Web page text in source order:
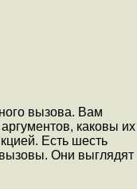
вызова. Вам
каковы их
Есть шесть
Они выглядят